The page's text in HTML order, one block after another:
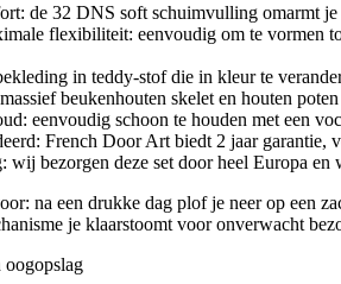
de 32 DNS soft schuimvulling omarmt
flexibiliteit: eenvoudig om te vormen
in teddy-stof die in kleur te
beukenhouten skelet en houten
eenvoudig schoon te houden met een
French Door Art biedt 2 jaar garantie,
wij bezorgen deze set door heel Europa en
na een drukke dag plof je neer op een
je klaarstoomt voor onverwacht
oogopslag